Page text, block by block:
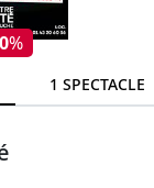
%
1 SPECTACLE